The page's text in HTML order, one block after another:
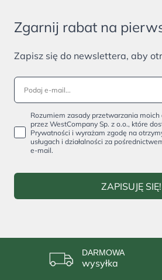
Zgarnij rabat na
Zapisz się do newslettera, aby
Rozumiem zasady przetwarzania
przez WestCompany Sp. z o.o., które
Prywatności i wyrażam zgodę na
usługach i działalności za
e-mail.
ZAPISUJĘ SIĘ!
DARMOWA
wysyłka